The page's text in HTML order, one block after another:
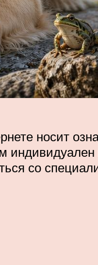
носит
со